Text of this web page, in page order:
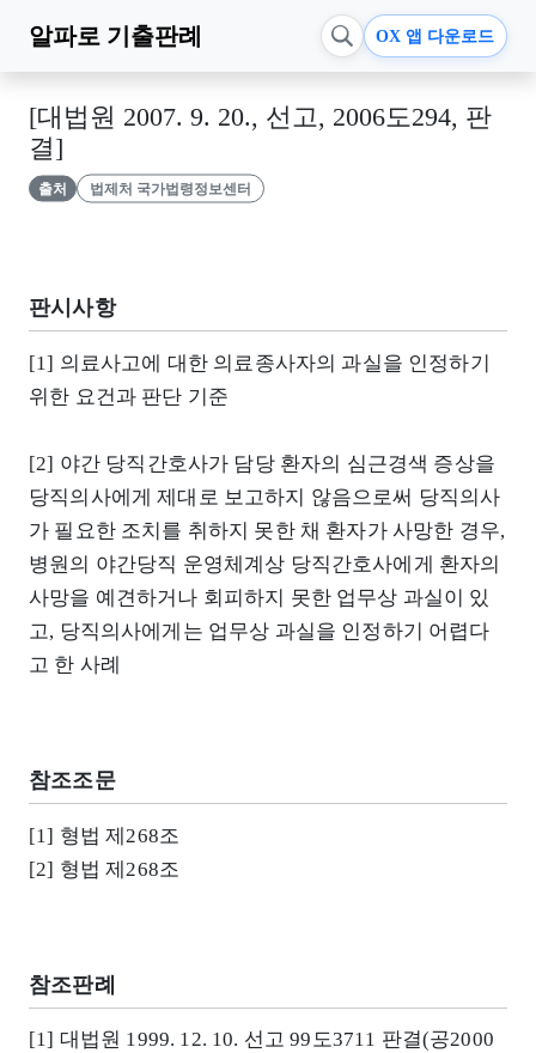
알파로 기출판례 OX 앱 다운로드
[대법원 2007. 9. 20., 선고, 2006도294, 판
결]
출처 법제처 국가법령정보센터
판시사항
[1] 의료사고에 대한 의료종사자의 과실을 인정하기
위한 요건과 판단 기준
[2] 야간 당직간호사가 담당 환자의 심근경색 증상을
당직의사에게 제대로 보고하지 않음으로써 당직의사
가 필요한 조치를 취하지 못한 채 환자가 사망한 경우,
병원의 야간당직 운영체계상 당직간호사에게 환자의
사망을 예견하거나 회피하지 못한 업무상 과실이 있
고, 당직의사에게는 업무상 과실을 인정하기 어렵다
고 한 사례
참조조문
[1] 형법 제268조
[2] 형법 제268조
참조판례
[1] 대법원 1999. 12. 10. 선고 99도3711 판결(공2000